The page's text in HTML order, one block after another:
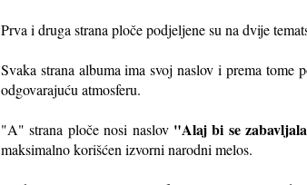
Prva i druga strana ploče podjeljene su na dvije
Svaka strana albuma ima svoj naslov i prema tome
odgovarajuću atmosferu.
"A" strana ploče nosi naslov "Alaj bi se
maksimalno korišćen izvorni narodni melos.